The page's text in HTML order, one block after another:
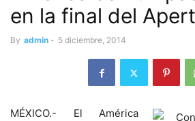
en la final del
By admin - 5 diciembre, 2014
MÉXICO.- El América